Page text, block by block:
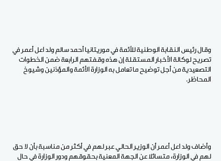
وقال رئيس النقابة الوطنية للأئمة في موريتانيا أحمد سالم ولد اعل أعمر في
تصريح لوكالة الأخبار المستقلة إن هذه وقفتهم الرابعة ضمن الخطوات
التصعيدية من أجل توضيح ما تعامل به الوزارة الأئمة والمؤذنين وشيوخ
المحاظر.
وأضاف ولد اعل أعمر أن الوزير الحالي عبر لهم في أكثر من مناسبة بأن لا حق
لهم في الوزارة، متسائلا عن الجهة المعنية بحقوقهم ودور الوزارة في حال